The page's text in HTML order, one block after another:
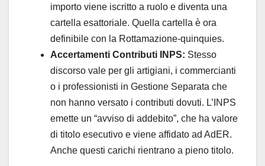
importo viene iscritto a ruolo e diventa una
cartella esattoriale. Quella cartella è ora
definibile con la Rottamazione-quinquies.
Accertamenti Contributi INPS: Stesso
discorso vale per gli artigiani, i commercianti
o i professionisti in Gestione Separata che
non hanno versato i contributi dovuti. L’INPS
emette un “avviso di addebito”, che ha valore
di titolo esecutivo e viene affidato ad AdER.
Anche questi carichi rientrano a pieno titolo.